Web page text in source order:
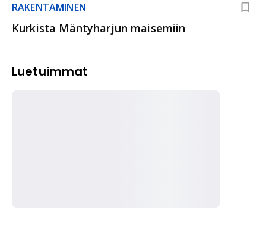
RAKENTAMINEN
Kurkista Mäntyharjun maisemiin
Luetuimmat